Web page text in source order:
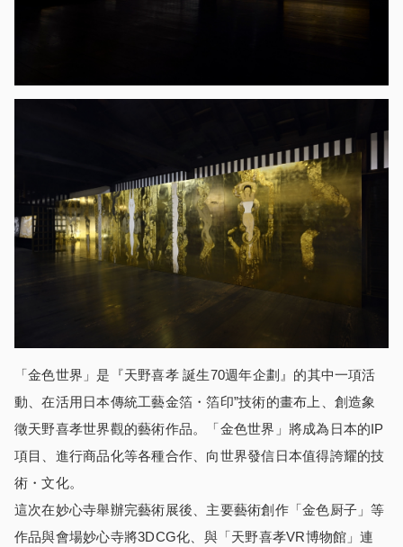
「金色世界」是『天野喜孝 誕生70週年企劃』的其中一項活
動、在活用日本傳統工藝金箔・箔印”技術的畫布上、創造象
徵天野喜孝世界觀的藝術作品。「金色世界」將成為日本的IP
項目、進行商品化等各種合作、向世界發信日本值得誇耀的技
術・文化。
這次在妙心寺舉辦完藝術展後、主要藝術創作「金色厨子」等
作品與會場妙心寺將3DCG化、與「天野喜孝VR博物館」連